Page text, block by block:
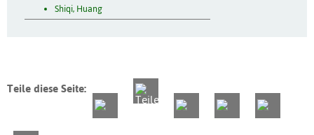
Shiqi, Huang
Teile diese Seite: